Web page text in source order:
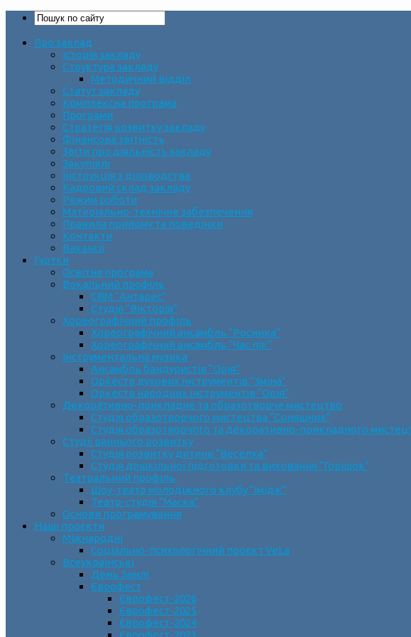
Про заклад
Історія закладу
Структура закладу
Методичний відділ
Статут закладу
Комплексна програма
Програми
Стратегія розвитку закладу
Фінансова звітність
Звіти про діяльність закладу
Закупівлі
Інструкція з діловодства
Кадровий склад закладу
Режим роботи
Матеріально-технічне забезпечення
Правила прийому та поведінки
Контакти
Вакансії
Гуртки
Освітня програма
Вокальний профіль
СВМ “Антарес”
Студія “Вікторія”
Хореографічний профіль
Хореографічний ансамбль “Росинка”
Хореографічний ансамбль “Час пік”
Інструментальна музика
Ансамбль бандуристів “Орія”
Оркестр духових інструментів “Зміна”
Оркестр народних інструментів “Орія”
Декоративно-прикладне та образотворче мистецтво
Cтудія образотворчого мистецтва “Соняшник”
Студія образотворчого та декоративно-прикладного
Студії раннього розвитку
Студія розвитку дитини “Веселка”
Студія дошкільної підготовки та виховання “Горішок”
Театральний профіль
Шоу-театр молодіжного клубу “Імідж”
Театр-студія “Маска”
Основи програмування
Наші проєкти
Міжнародні
Соціально-психологічний проєкт VeLa
Всеукраїнські
День Землі
Єврофест
Єврофест-2026
Єврофест-2025
Єврофест-2024
Єврофест-2023